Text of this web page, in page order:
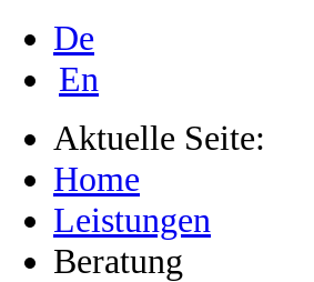
De
En
Aktuelle Seite:
Home
Leistungen
Beratung